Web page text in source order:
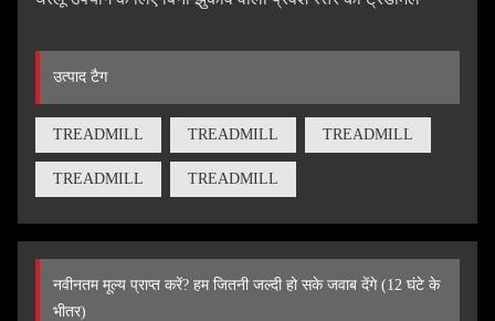
उत्पाद टैग
TREADMILL TREADMILL TREADMILL
TREADMILL TREADMILL
नवीनतम मूल्य प्राप्त करें? हम जितनी जल्दी हो सके जवाब देंगे (12 घंटे के
भीतर)